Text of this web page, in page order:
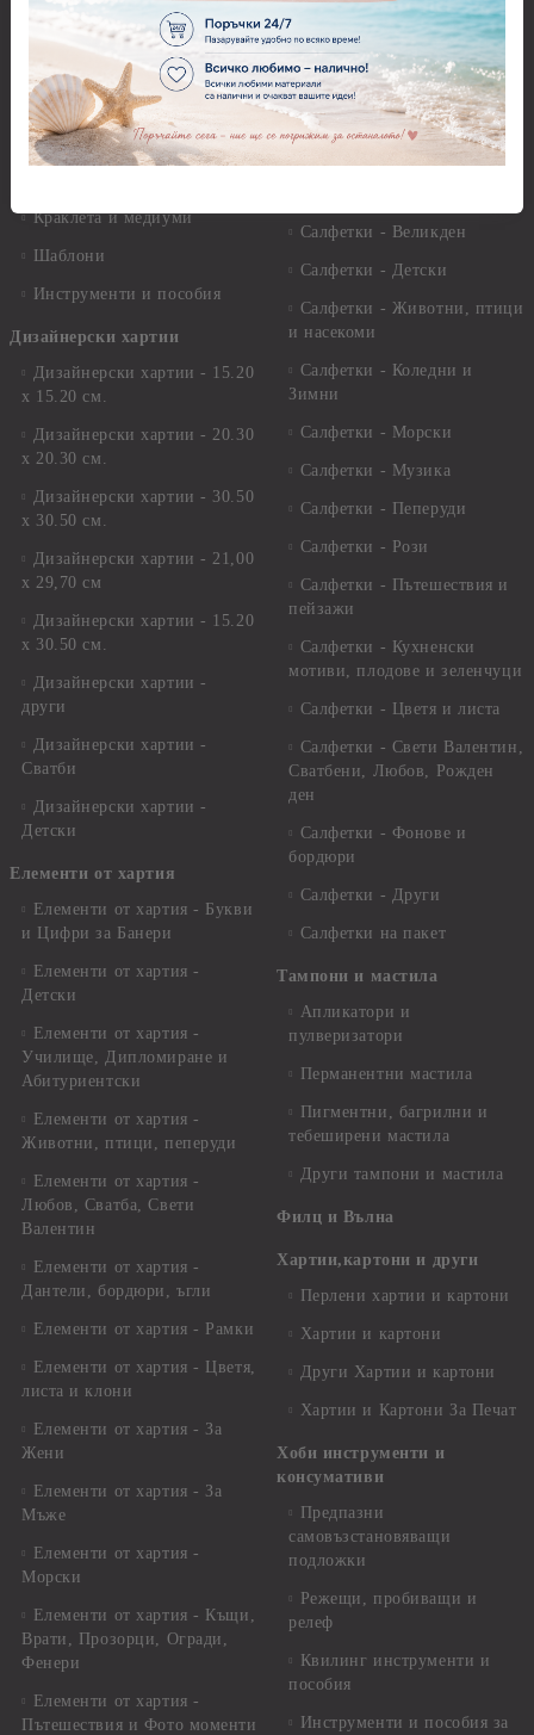
Грунд, Основи, Релефни
пасти
Варак, Шлак метал, Фолио,
Пантна
Лакове и защитни покрития
Краклета и медиуми
Шаблони
Инструменти и пособия
Дизайнерски хартии
Дизайнерски хартии - 15.20
х 15.20 см.
Дизайнерски хартии - 20.30
х 20.30 см.
Дизайнерски хартии - 30.50
х 30.50 см.
Дизайнерски хартии - 21,00
х 29,70 см
Дизайнерски хартии - 15.20
x 30.50 см.
Дизайнерски хартии -
други
Дизайнерски хартии -
Сватби
Дизайнерски хартии -
Детски
Елементи от хартия
Елементи от хартия - Букви
и Цифри за Банери
Елементи от хартия -
Детски
Елементи от хартия -
Училище, Дипломиране и
Абитуриентски
Елементи от хартия -
Животни, птици, пеперуди
Елементи от хартия -
Любов, Сватба, Свети
Валентин
Елементи от хартия -
Дантели, бордюри, ъгли
Елементи от хартия - Рамки
Елементи от хартия - Цветя,
листа и клони
Елементи от хартия - За
Жени
Елементи от хартия - За
Мъже
Елементи от хартия -
Морски
Елементи от хартия - Къщи,
Врати, Прозорци, Огради,
Фенери
Елементи от хартия -
Пътешествия и Фото моменти
Стативи и поставки
Четки и инструменти
Моливи, акварелни
комплекти
Салфетки - Великден
Салфетки - Детски
Салфетки - Животни, птици
и насекоми
Салфетки - Коледни и
Зимни
Салфетки - Морски
Салфетки - Музика
Салфетки - Пеперуди
Салфетки - Рози
Салфетки - Пътешествия и
пейзажи
Салфетки - Кухненски
мотиви, плодове и зеленчуци
Салфетки - Цветя и листа
Салфетки - Свети Валентин,
Сватбени, Любов, Рожден
ден
Салфетки - Фонове и
бордюри
Салфетки - Други
Салфетки на пакет
Тампони и мастила
Апликатори и
пулверизатори
Перманентни мастила
Пигментни, багрилни и
тебеширени мастила
Други тампони и мастила
Филц и Вълна
Хартии,картони и други
Перлени хартии и картони
Хартии и картони
Други Хартии и картони
Хартии и Картони За Печат
Хоби инструменти и
консумативи
Предпазни
самовъзстановяващи
подложки
Режещи, пробиващи и
релеф
Квилинг инструменти и
пособия
Инструменти и пособия за